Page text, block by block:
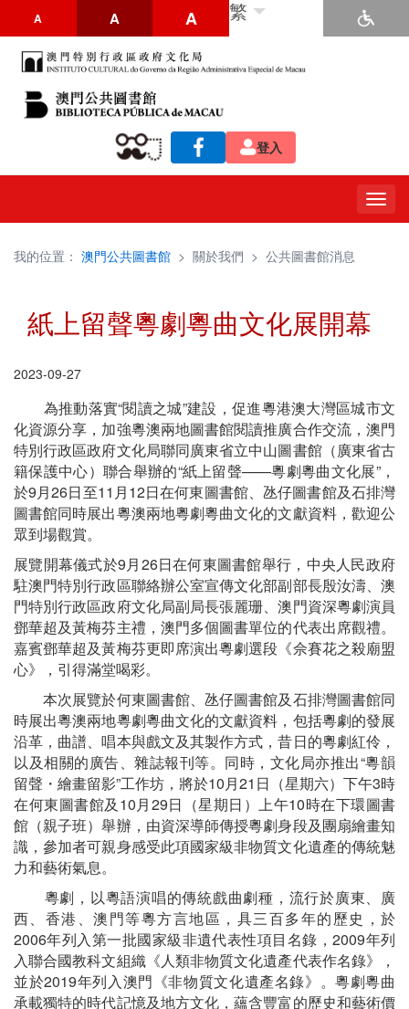
A A A 繁
登入
我的位置： 澳門公共圖書館 > 關於我們 > 公共圖書館消息
紙上留聲粵劇粵曲文化展開幕
2023-09-27
為推動落實“閱讀之城”建設，促進粵港澳大灣區城市文
化資源分享，加強粵澳兩地圖書館閱讀推廣合作交流，澳門
特別行政區政府文化局聯同廣東省立中山圖書館（廣東省古
籍保護中心）聯合舉辦的“紙上留聲——粵劇粵曲文化展”，
於9月26日至11月12日在何東圖書館、氹仔圖書館及石排灣
圖書館同時展出粵澳兩地粵劇粵曲文化的文獻資料，歡迎公
眾到場觀賞。
展覽開幕儀式於9月26日在何東圖書館舉行，中央人民政府
駐澳門特別行政區聯絡辦公室宣傳文化部副部長殷汝濤、澳
門特別行政區政府文化局副局長張麗珊、澳門資深粵劇演員
鄧華超及黃梅芬主禮，澳門多個圖書單位的代表出席觀禮。
嘉賓鄧華超及黃梅芬更即席演出粵劇選段《佘賽花之殺廟盟
心》，引得滿堂喝彩。
本次展覽於何東圖書館、氹仔圖書館及石排灣圖書館同
時展出粵澳兩地粵劇粵曲文化的文獻資料，包括粵劇的發展
沿革，曲譜、唱本與戲文及其製作方式，昔日的粵劇紅伶，
以及相關的廣告、雜誌報刊等。同時，文化局亦推出“粵韻
留聲・繪畫留影”工作坊，將於10月21日（星期六）下午3時
在何東圖書館及10月29日（星期日）上午10時在下環圖書
館（親子班）舉辦，由資深導師傳授粵劇身段及團扇繪畫知
識，參加者可親身感受此項國家級非物質文化遺產的傳統魅
力和藝術氣息。
粵劇，以粵語演唱的傳統戲曲劇種，流行於廣東、廣
西、香港、澳門等粵方言地區，具三百多年的歷史，於
2006年列入第一批國家級非遺代表性項目名錄，2009年列
入聯合國教科文組織《人類非物質文化遺產代表作名錄》，
並於2019年列入澳門《非物質文化遺產名錄》。粵劇粵曲
承載獨特的時代記憶及地方文化，蘊含豐富的歷史和藝術價